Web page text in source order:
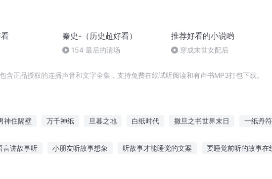
秦史-（历史超好看）
154 最后的清场
推荐好看的小说哟
穿成末世女配后
正品授权的连播声音和文字全集，支持免费在线试听阅读和有声书MP3打包下载。
神住隔壁 万千神纸 旦暮之地 白纸时代 撒旦之书世界末日 一纸丹
言讲故事听 小朋友听故事想象 听故事才能睡觉的文案 要睡觉前听的故事在